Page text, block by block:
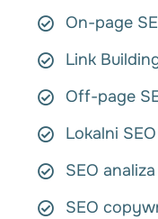
On-page
Link
Off-page
Lokalni SEO
SEO
SEO